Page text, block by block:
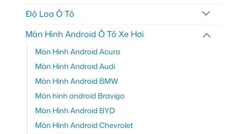
Độ Loa Ô Tô
Màn Hình Android Ô Tô Xe Hơi
Màn Hình Android Acura
Màn Hình Android Audi
Màn Hình Android BMW
Màn hình android Bravigo
Màn Hình Android BYD
Màn Hình Android Chevrolet